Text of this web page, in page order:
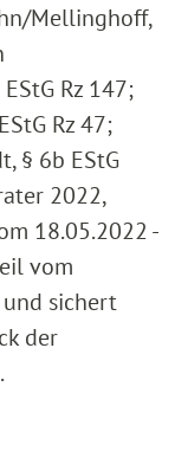
Mellinghoff,
Rz 147;
Rz 47;
§ 6b EStG
2022,
18.05.2022 -
vom
und sichert
der